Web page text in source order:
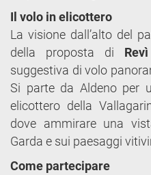
Il volo in elicottero
La visione dall’alto del
della proposta di Revì
suggestiva di volo
Si parte da Aldeno per
elicottero della
dove ammirare una
Garda e sui paesaggi
Come partecipare